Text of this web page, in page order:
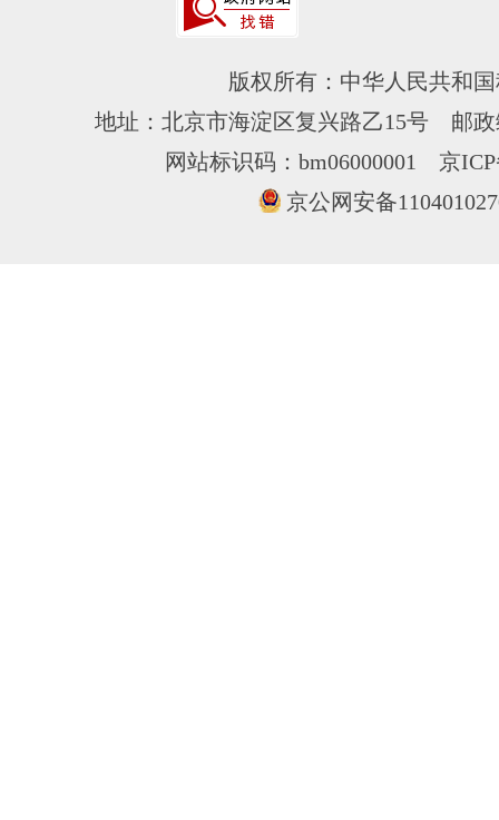
版权所有：中华人民共和
地址：北京市海淀区复兴路乙15号 邮
网站标识码：bm06000001 京
京公网安备